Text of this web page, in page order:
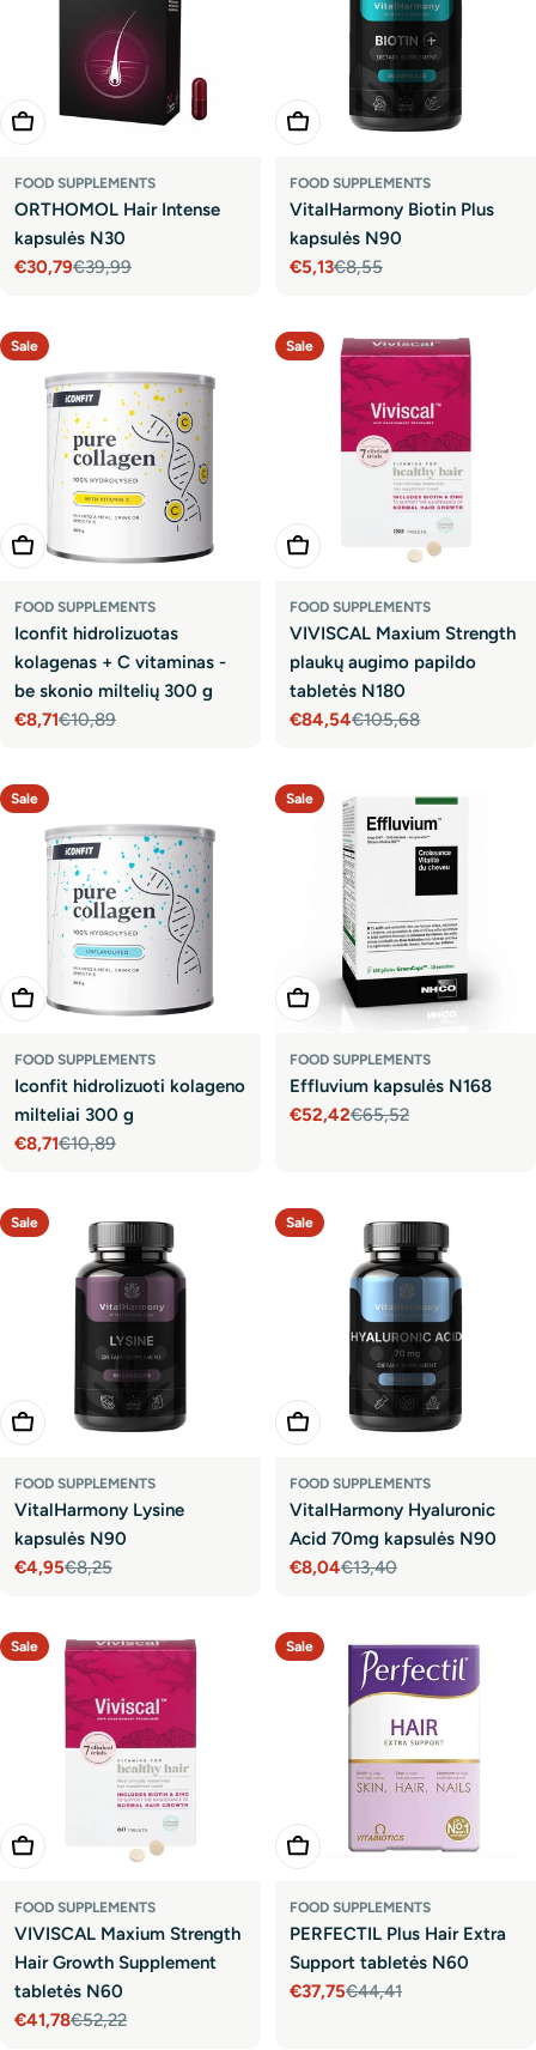
Add To Cart
FOOD SUPPLEMENTS
ORTHOMOL Hair Intense
kapsulės N30
Sale
€30,79
Regular€39,99
Add To Cart
FOOD SUPPLEMENTS
VitalHarmony Biotin Plus
kapsulės N90
Sale
€5,13
Regular€8,55
Sale
Add To Cart
FOOD SUPPLEMENTS
Iconfit hidrolizuotas
kolagenas + C vitaminas -
be skonio miltelių 300 g
Sale
€8,71
Regular€10,89
Sale
Add To Cart
FOOD SUPPLEMENTS
VIVISCAL Maxium Strength
plaukų augimo papildo
tabletės N180
Sale
€84,54
Regular€105,68
Sale
Add To Cart
FOOD SUPPLEMENTS
Iconfit hidrolizuoti kolageno
milteliai 300 g
Sale
€8,71
Regular€10,89
Sale
Add To Cart
FOOD SUPPLEMENTS
Effluvium kapsulės N168
Sale
€52,42
Regular€65,52
Sale
Add To Cart
FOOD SUPPLEMENTS
VitalHarmony Lysine
kapsulės N90
Sale
€4,95
Regular€8,25
Sale
Add To Cart
FOOD SUPPLEMENTS
VitalHarmony Hyaluronic
Acid 70mg kapsulės N90
Sale
€8,04
Regular€13,40
Sale
Add To Cart
FOOD SUPPLEMENTS
VIVISCAL Maxium Strength
Hair Growth Supplement
tabletės N60
Sale
€41,78
Regular€52,22
Sale
Add To Cart
FOOD SUPPLEMENTS
PERFECTIL Plus Hair Extra
Support tabletės N60
Sale
€37,75
Regular€44,41